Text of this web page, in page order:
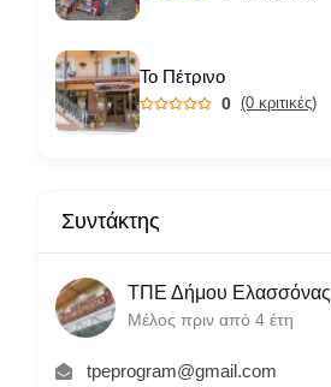
Το Πέτρινο
0 (0 κριτικές)
Συντάκτης
ΤΠΕ Δήμου Ελασσόνας
Μέλος πριν από 4 έτη
tpeprogram@gmail.com